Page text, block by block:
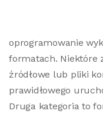
oprogramowanie
formatach. Niektóre
źródłowe lub pliki
prawidłowego
Druga kategoria to